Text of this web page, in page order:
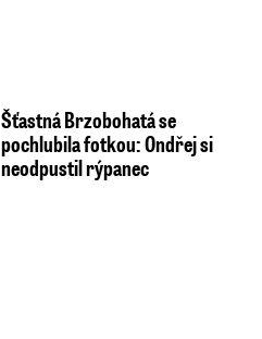
Šťastná Brzobohatá se
pochlubila fotkou: Ondřej si
neodpustil rýpanec